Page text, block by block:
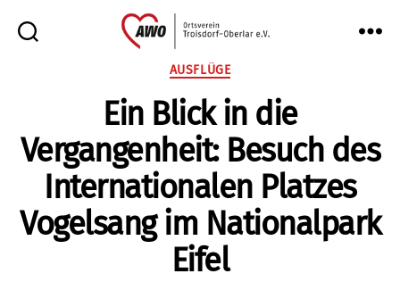
AWO
e.V.
Kategorien
AUSFLÜGE
Ein Blick in die
Vergangenheit: Besuch des
Internationalen Platzes
Vogelsang im Nationalpark
Eifel